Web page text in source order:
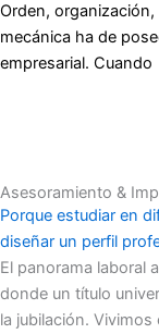
Orden,
mecánica ha de
empresarial. Cuando
Asesoramiento &
Porque estudiar en
diseñar un perfil
El panorama laboral
donde un título
la jubilación.